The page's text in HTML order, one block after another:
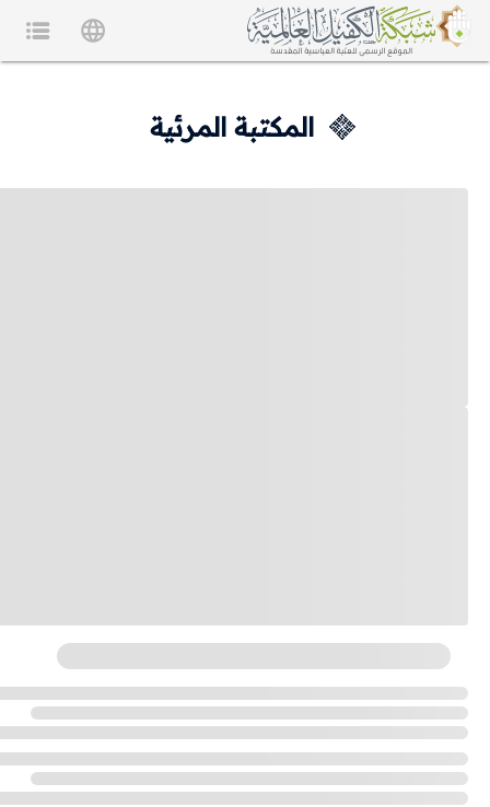
المكتبة المرئية